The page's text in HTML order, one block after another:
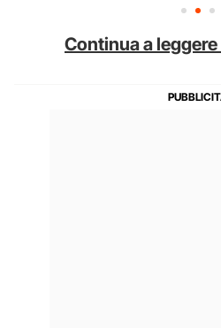
Continua a